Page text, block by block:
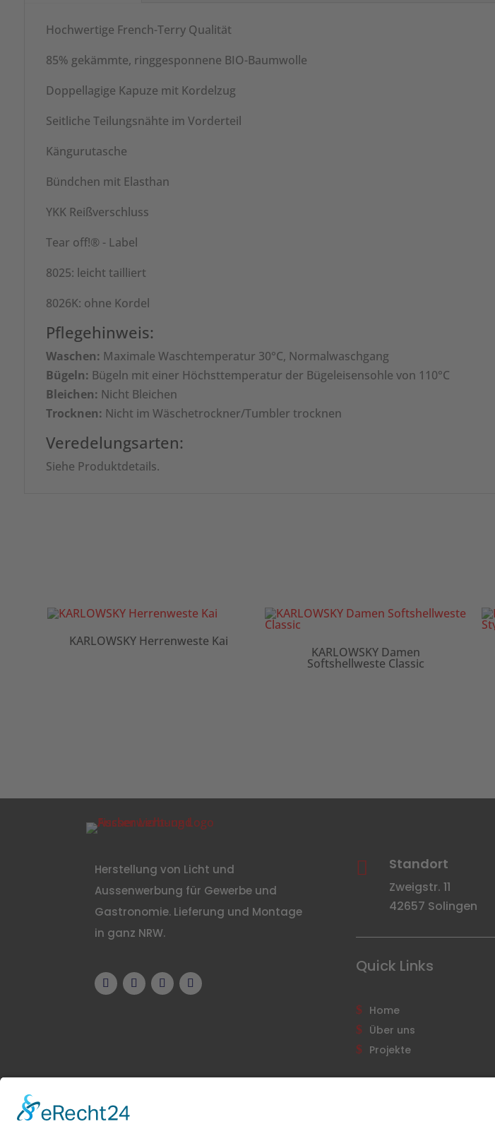
Hochwertige French-Terry Qualität
85% gekämmte, ringgesponnene BIO-Baumwolle
Doppellagige Kapuze mit Kordelzug
Seitliche Teilungsnähte im Vorderteil
Kängurutasche
Bündchen mit Elasthan
YKK Reißverschluss
Tear off!® - Label
8025: leicht tailliert
8026K: ohne Kordel
Pflegehinweis:
Waschen: Maximale Waschtemperatur 30°C, Normalwaschgang
Bügeln: Bügeln mit einer Höchsttemperatur der Bügeleisensohle von 110°C
Bleichen: Nicht Bleichen
Trocknen: Nicht im Wäschetrockner/Tumbler trocknen
Veredelungsarten:
Siehe Produktdetails.
KARLOWSKY Herrenweste Kai
KARLOWSKY Damen
Softshellweste Classic
Herstellung von Licht und
Aussenwerbung für Gewerbe und
Gastronomie. Lieferung und Montage
in ganz NRW.
 Standort
Zweigstr. 11
42657 Solingen
Quick Links
Home
Über uns
Projekte